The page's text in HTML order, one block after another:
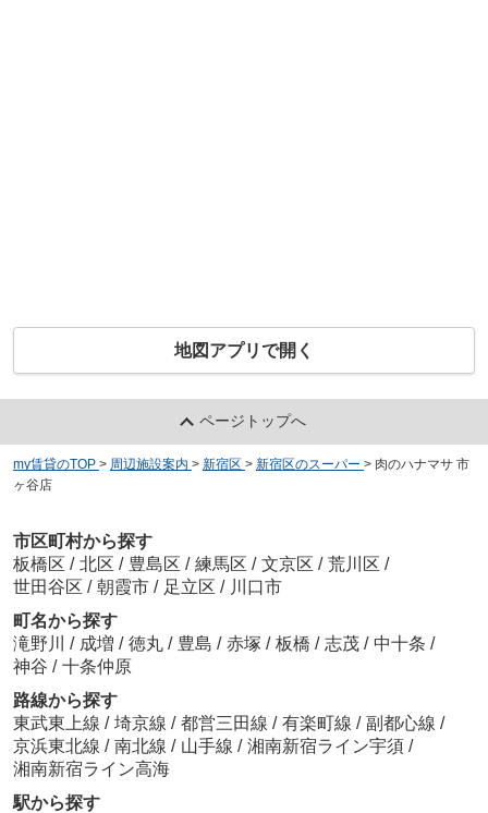
地図アプリで開く
ページトップへ
my賃貸のTOP > 周辺施設案内 > 新宿区 > 新宿区のスーパー > 肉のハナマサ 市
ヶ谷店
市区町村から探す
板橋区 / 北区 / 豊島区 / 練馬区 / 文京区 / 荒川区 /
世田谷区 / 朝霞市 / 足立区 / 川口市
町名から探す
滝野川 / 成増 / 徳丸 / 豊島 / 赤塚 / 板橋 / 志茂 / 中十条 /
神谷 / 十条仲原
路線から探す
東武東上線 / 埼京線 / 都営三田線 / 有楽町線 / 副都心線 /
京浜東北線 / 南北線 / 山手線 / 湘南新宿ライン宇須 /
湘南新宿ライン高海
駅から探す